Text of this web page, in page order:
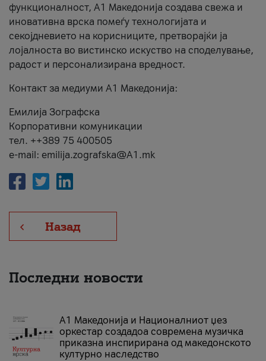
функционалност, А1 Македонија создава свежа и
иновативна врска помеѓу технологијата и
секојдневието на корисниците, претворајќи ја
лојалноста во вистинско искуство на споделување,
радост и персонализирана вредност.
Контакт за медиуми А1 Македонија:
Емилија Зографска
Корпоративни комуникации
тел. ++389 75 400505
e-mail: emilija.zografska@A1.mk
Назад
Последни новости
А1 Македонија и Националниот џез
оркестар создадоа современа музичка
приказна инспирирана од македонското
културно наследство